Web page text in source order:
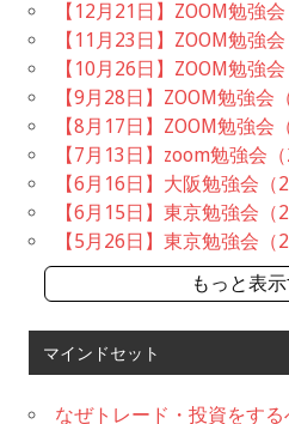
【12月21日】ZOOM勉強会
【11月23日】ZOOM勉強会
【10月26日】ZOOM勉強会
【9月28日】ZOOM勉強会
【8月17日】ZOOM勉強会
【7月13日】zoom勉強会（
【6月16日】大阪勉強会（
【6月15日】東京勉強会（
【5月26日】東京勉強会（
もっと表
マインドセット
なぜトレード・投資をする